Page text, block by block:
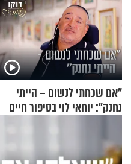
"אם שכחתי לנשום – הייתי
נחנק": יוחאי לוי בסיפור חיים